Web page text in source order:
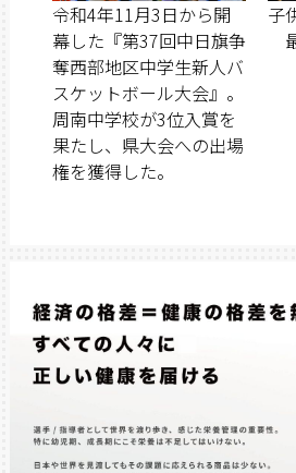
令和4年11月3日から開
幕した『第37回中日旗争
奪西部地区中学生新人バ
スケットボール大会』。
周南中学校が3位入賞を
果たし、県大会への出場
権を獲得した。
子